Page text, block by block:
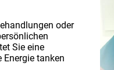
oder
Sie eine
Energie tanken